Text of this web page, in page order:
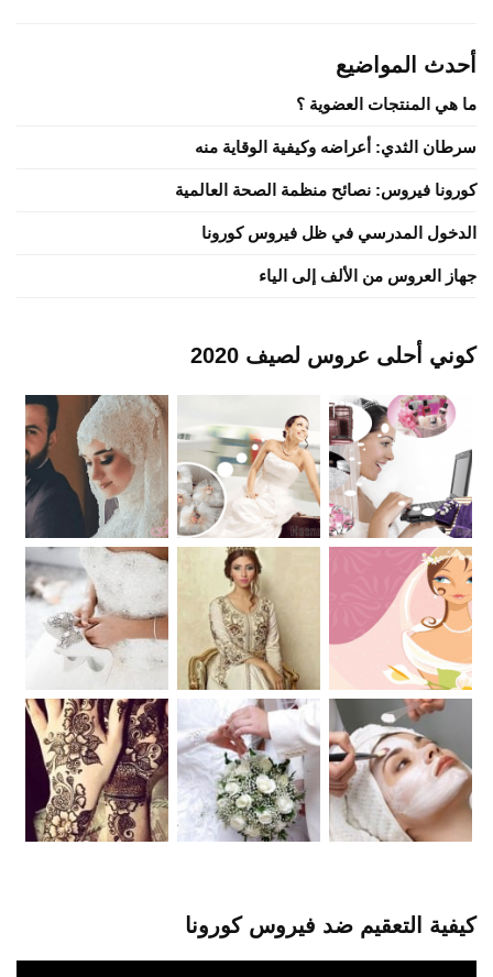
أحدث المواضيع
ما هي المنتجات العضوية ؟
سرطان الثدي: أعراضه وكيفية الوقاية منه
كورونا فيروس: نصائح منظمة الصحة العالمية
الدخول المدرسي في ظل فيروس كورونا
جهاز العروس من الألف إلى الياء
كوني أحلى عروس لصيف 2020
كيفية التعقيم ضد فيروس كورونا